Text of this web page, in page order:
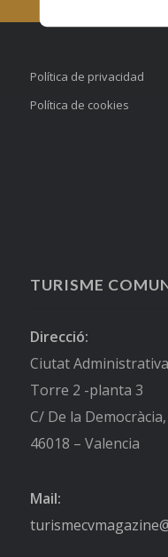
Política de privacidad
Política de cookies
TURISME
Direcció:
Ciutat
Torre 2 -planta 3
C/ De la
46018 – Valencia
Mail: